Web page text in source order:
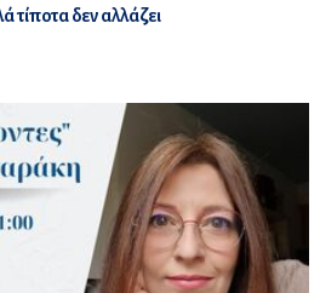
δεν αλλάζει